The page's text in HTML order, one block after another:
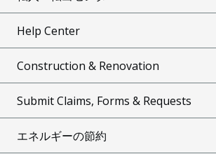
Help Center
Construction & Renovation
Submit Claims, Forms & Requests
エネルギーの節約